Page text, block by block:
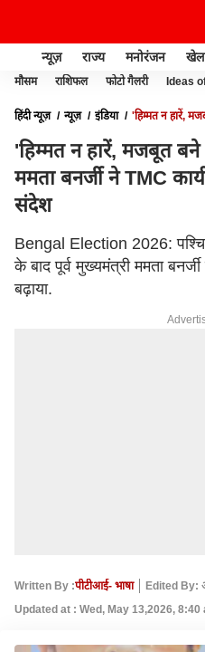
न्यूज़ राज्य मनोरंजन खेल
मौसम राशिफल फोटो गैलरी Ideas
हिंदी न्यूज़ न्यूज़ इंडिया
'हिम्मत न हारें,
'हिम्मत न हारें, मजबूत
ममता बनर्जी ने TMC
संदेश
Bengal Election 2026:
के बाद पूर्व मुख्यमंत्री ममता
बढ़ाया.
Written By :पीटीआई- भाषा
Edited By:
Updated at : Wed, May 13,2026, 8:40